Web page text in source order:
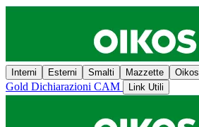
Interni Esterni Smalti Mazzette Oikos
Gold Dichiarazioni CAM Link Utili